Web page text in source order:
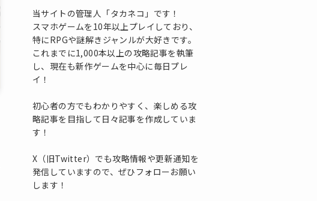
当サイトの管理人「タカネコ」です！
スマホゲームを10年以上プレイしており、
特にRPGや謎解きジャンルが大好きです。
これまでに1,000本以上の攻略記事を執筆
し、現在も新作ゲームを中心に毎日プレ
イ！
初心者の方でもわかりやすく、楽しめる攻
略記事を目指して日々記事を作成していま
す！
X（旧Twitter）でも攻略情報や更新通知を
発信していますので、ぜひフォローお願い
します！